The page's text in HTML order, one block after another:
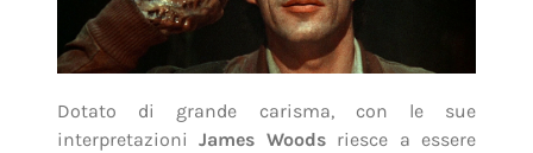
Dotato di grande carisma, con le sue
interpretazioniJames Woodsriesce a essere